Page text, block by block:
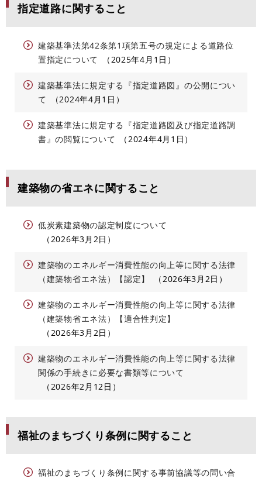
指定道路に関すること
建築基準法第42条第1項第五号の規定による道路位
置指定について
2025年4月1日
建築基準法に規定する『指定道路図』の公開につい
て
2024年4月1日
建築基準法に規定する『指定道路図及び指定道路調
書』の閲覧について
2024年4月1日
建築物の省エネに関すること
低炭素建築物の認定制度について
2026年3月2日
建築物のエネルギー消費性能の向上等に関する法律
（建築物省エネ法）【認定】
2026年3月2日
建築物のエネルギー消費性能の向上等に関する法律
（建築物省エネ法）【適合性判定】
2026年3月2日
建築物のエネルギー消費性能の向上等に関する法律
関係の手続きに必要な書類等について
2026年2月12日
福祉のまちづくり条例に関すること
福祉のまちづくり条例に関する事前協議等の問い合